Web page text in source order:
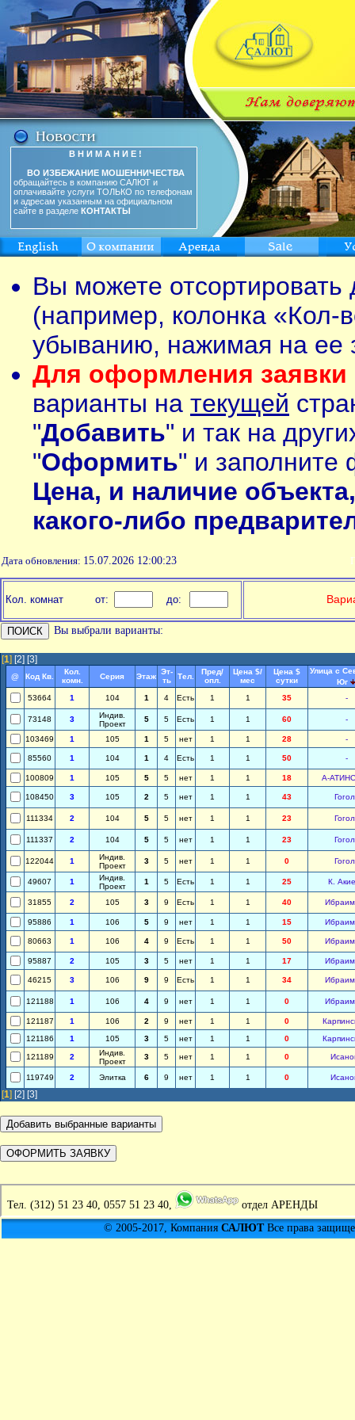
В Н И М А Н И Е !
ВО ИЗБЕЖАНИЕ МОШЕННИЧЕСТВА
обращайтесь в компанию САЛЮТ и
оплачивайте услуги ТОЛЬКО по телефонам
и адресам указанным на официальном
сайте в разделе КОНТАКТЫ
Вы можете
(например, колонка «Кол-
убыванию, нажимая на ее
Для оформления заявки
варианты на текущей
"Добавить" и так на
"Оформить" и заполните
Цена, и наличие
какого-либо
Дата обновления: 15.07.2026 12:00:23
Кол. комнат от: до:
Вы выбрали варианты:
[1] [2] [3]
@ Код Кв.
Кол.
комн.
Серия Этаж
Эт-
ть
Тел.
Пред/
опл.
Цена $/
мес
Цена $
сутки
Улица с
Юг
53664
1 104 1 4 Есть 1 1 35 -
73148 3
Индив.
Проект
5 5 Есть 1 1 60 -
103469 1 105 1 5 нет 1 1 28 -
85560 1 104 1 4 Есть 1 1 50 -
100809 1 105 5 5 нет 1 1 18 А-
108450 3 105 2 5 нет 1 1 43
111334 2 104 5 5 нет 1 1 23
111337 2 104 5 5 нет 1 1 23
122044 1
Индив.
Проект
3 5 нет 1 1 0
49607 1
Индив.
Проект
1 5 Есть 1 1 25 К.
31855 2 105 3 9 Есть 1 1 40
95886 1 106 5 9 нет 1 1 15
80663 1 106 4 9 Есть 1 1 50
95887 2 105 3 5 нет 1 1 17
46215 3 106 9 9 Есть 1 1 34
121188 1 106 4 9 нет 1 1 0
121187 1 106 2 9 нет 1 1 0
121186
1 105 3 5 нет 1 1 0
121189 2
Индив.
Проект
3 5 нет 1 1 0
119749 2 Элитка 6 9 нет 1 1 0
[1] [2] [3]
Тел. (312) 51 23 40, 0557 51 23 40,
отдел АРЕНДЫ
© 2005-2017, Компания САЛЮТВсе права